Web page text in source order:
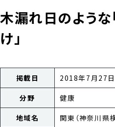
木漏れ日のような
け」
掲載日 2018年7月27日
分野 健康
地域名 関東（神奈川県